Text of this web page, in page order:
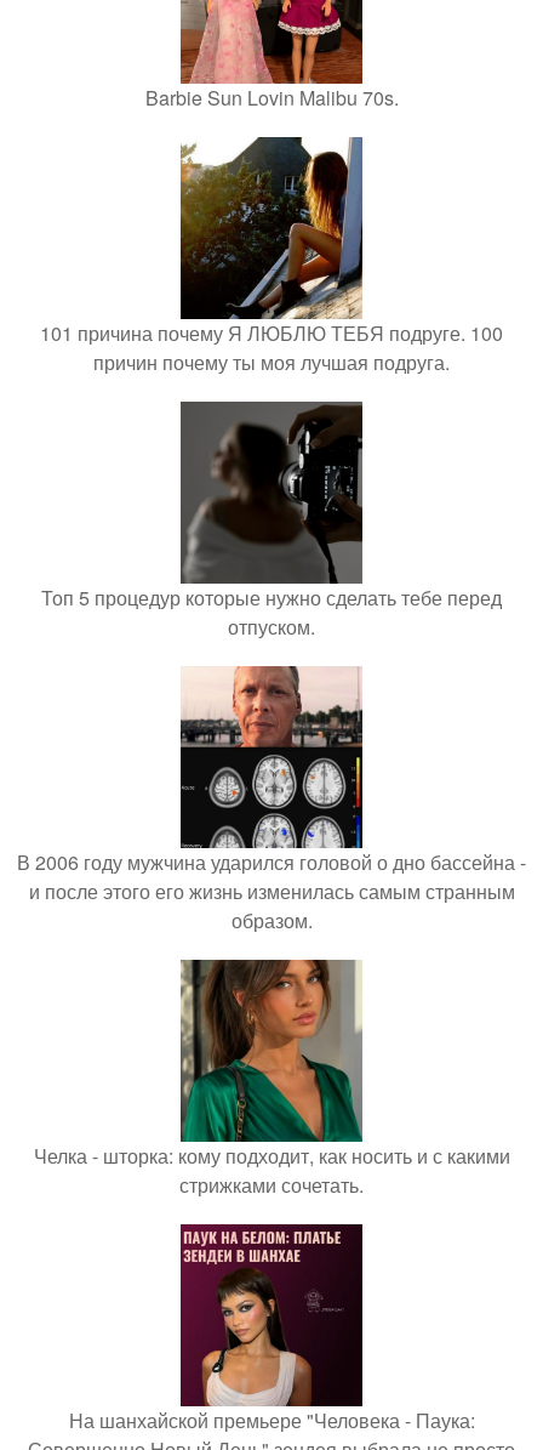
Barbie Sun Lovin Malibu 70s.
101 причина почему Я ЛЮБЛЮ ТЕБЯ подруге. 100
причин почему ты моя лучшая подруга.
Топ 5 процедур которые нужно сделать тебе перед
отпуском.
В 2006 году мужчина ударился головой о дно бассейна -
и после этого его жизнь изменилась самым странным
образом.
Челка - шторка: кому подходит, как носить и с какими
стрижками сочетать.
На шанхайской премьере "Человека - Паука: